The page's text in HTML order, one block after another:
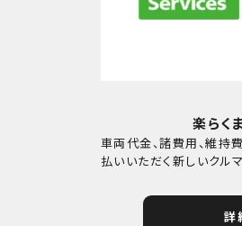
楽らく
車両代金、諸費用、維持
払いいただく新しいクル
詳